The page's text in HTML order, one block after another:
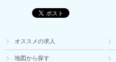
オススメの求人
地図から探す